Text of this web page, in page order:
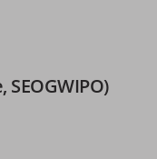
SEOGWIPO)